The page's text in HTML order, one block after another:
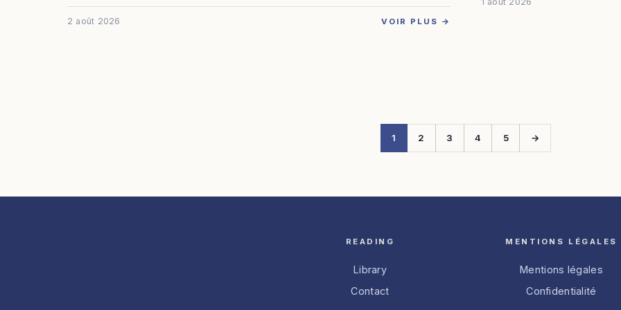
2 août 2026 VOIR PLUS →
1 2 3 4 5 →
READING
Library
Contact
MENTIONS LÉGALES
Mentions légales
Confidentialité